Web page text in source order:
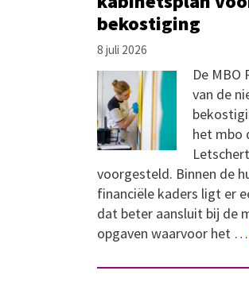
bekostiging
8 juli 2026
De MBO
van de
het mbo
voorgesteld. Binnen de
financiële kaders ligt er
dat beter aansluit bij de
opgaven waarvoor het …